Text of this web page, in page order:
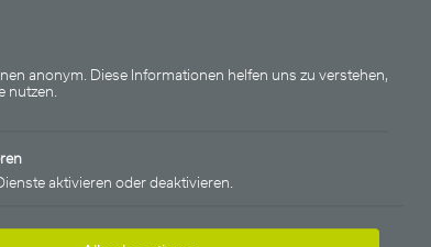
anonym. Diese Informationen helfen uns zu verstehen,
nutzen.
aktivieren oder deaktivieren.